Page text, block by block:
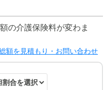
の介護保険料が変わま
額を見積もり・お問い合わせ